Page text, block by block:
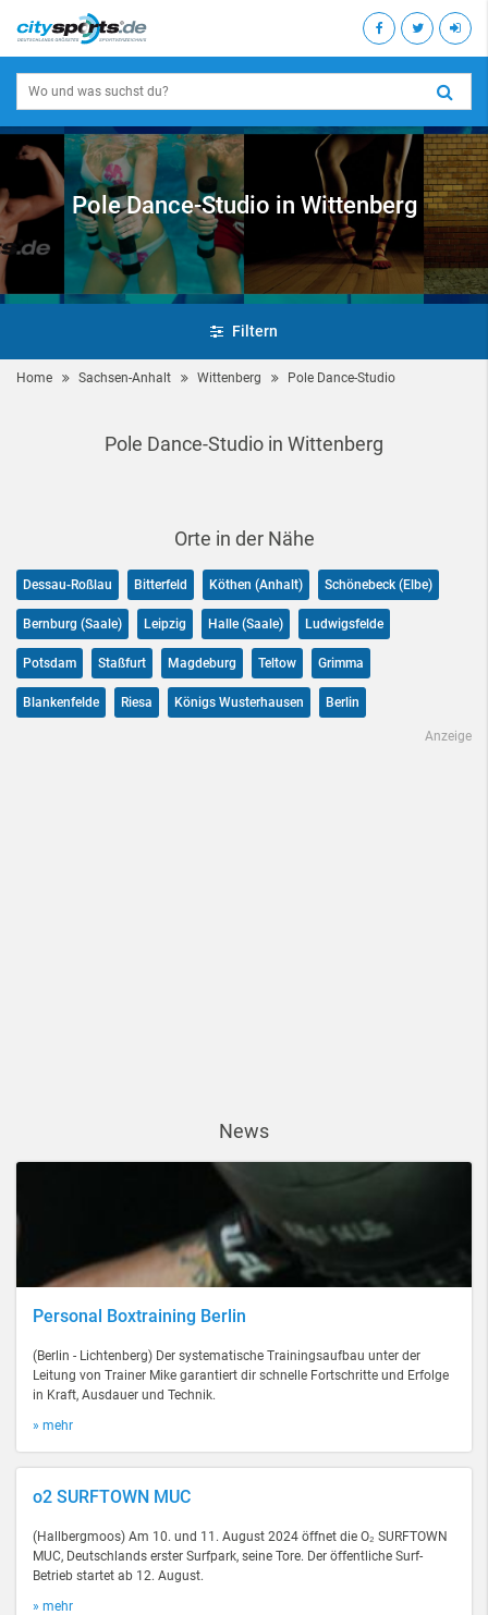
Pole Dance-Studio in Wittenberg
Filtern
Home Sachsen-Anhalt Wittenberg Pole Dance-Studio
Pole Dance-Studio in Wittenberg
Orte in der Nähe
Dessau-Roßlau Bitterfeld Köthen (Anhalt) Schönebeck (Elbe)
Bernburg (Saale) Leipzig Halle (Saale) Ludwigsfelde
Potsdam Staßfurt Magdeburg Teltow Grimma
Blankenfelde Riesa Königs Wusterhausen Berlin
Anzeige
News
Personal Boxtraining Berlin
(Berlin - Lichtenberg) Der systematische Trainingsaufbau unter der
Leitung von Trainer Mike garantiert dir schnelle Fortschritte und Erfolge
in Kraft, Ausdauer und Technik.
» mehr
o2 SURFTOWN MUC
(Hallbergmoos) Am 10. und 11. August 2024 öffnet die O₂ SURFTOWN
MUC, Deutschlands erster Surfpark, seine Tore. Der öffentliche Surf-
Betrieb startet ab 12. August.
» mehr